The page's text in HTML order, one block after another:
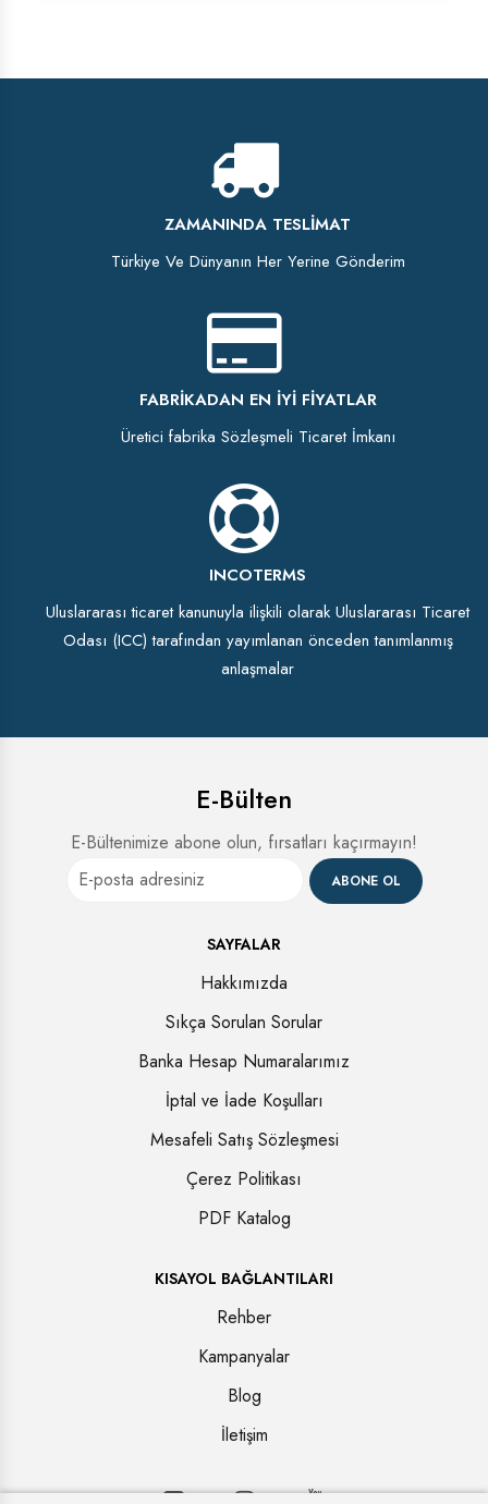
ZAMANINDA TESLIMAT
Türkiye Ve Dünyanın Her Yerine Gönderim
FABRIKADAN EN İYI FIYATLAR
Üretici fabrika Sözleşmeli Ticaret İmkanı
INCOTERMS
Uluslararası ticaret kanunuyla ilişkili olarak Uluslararası Ticaret
Odası (ICC) tarafından yayımlanan önceden tanımlanmış
anlaşmalar
E-Bülten
E-Bültenimize abone olun, fırsatları kaçırmayın!
ABONE OL
SAYFALAR
Hakkımızda
Sıkça Sorulan Sorular
Banka Hesap Numaralarımız
İptal ve İade Koşulları
Mesafeli Satış Sözleşmesi
Çerez Politikası
PDF Katalog
KISAYOL BAĞLANTILARI
Rehber
Kampanyalar
Blog
İletişim